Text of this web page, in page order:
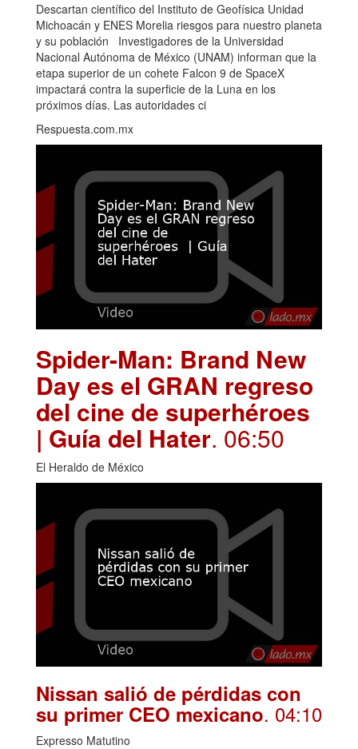
Descartan científico del Instituto de Geofísica Unidad
Michoacán y ENES Morelia riesgos para nuestro planeta
y su población Investigadores de la Universidad
Nacional Autónoma de México (UNAM) informan que la
etapa superior de un cohete Falcon 9 de SpaceX
impactará contra la superficie de la Luna en los
próximos días. Las autoridades ci
Respuesta.com.mx
Spider-Man: Brand New
Day es el GRAN regreso
del cine de superhéroes
| Guía del Hater. 06:50
El Heraldo de México
Nissan salió de pérdidas con
su primer CEO mexicano. 04:10
Expresso Matutino